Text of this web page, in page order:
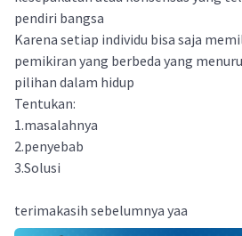
pendiri bangsa
Karena setiap individu bisa saja
pemikiran yang berbeda yang
pilihan dalam hidup
Tentukan:
1.masalahnya
2.penyebab
3.Solusi
terimakasih sebelumnya yaa